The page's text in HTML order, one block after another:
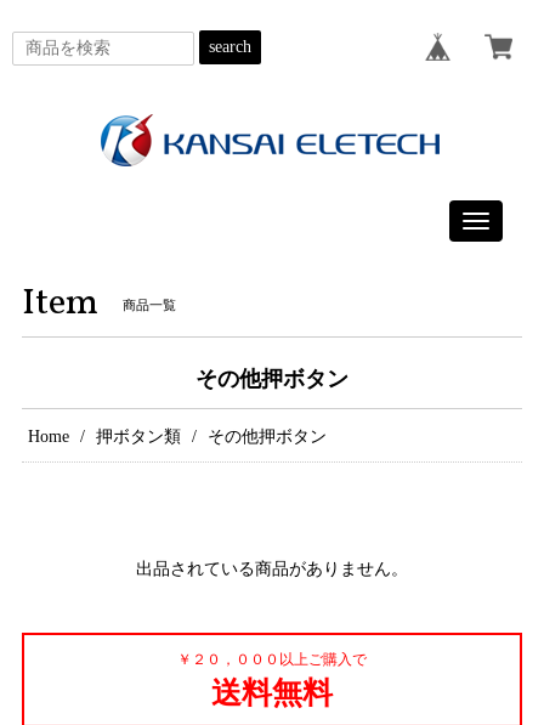
search
Toggle
Item 商品一覧
その他押ボタン
Home 押ボタン類 その他押ボタン
出品されている商品がありません。
￥２０，０００以上ご購入で
送料無料